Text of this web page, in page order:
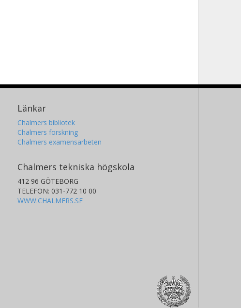
Länkar
Chalmers bibliotek
Chalmers forskning
Chalmers examensarbeten
Chalmers tekniska högskola
412 96 GÖTEBORG
TELEFON: 031-772 10 00
WWW.CHALMERS.SE